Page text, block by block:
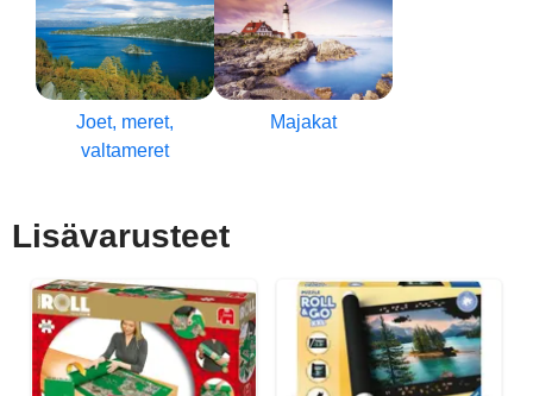
Joet, meret,
valtameret
Majakat
Lisävarusteet